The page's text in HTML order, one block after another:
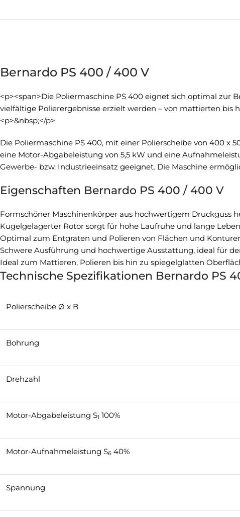
Bernardo PS 400 / 400 V
<p><span>Die Poliermaschine PS 400 eignet sich optimal zur
vielfältige Polierergebnisse erzielt werden – von mattierten bis
<p>&nbsp;</p>
Die Poliermaschine PS 400, mit einer Polierscheibe von 400 x
eine Motor-Abgabeleistung von 5,5 kW und eine
Gewerbe- bzw. Industrieeinsatz geeignet. Die Maschine
Eigenschaften Bernardo PS 400 / 400 V
Formschöner Maschinenkörper aus hochwertigem Druckguss
Kugelgelagerter Rotor sorgt für hohe Laufruhe und lange
Optimal zum Entgraten und Polieren von Flächen und
Schwere Ausführung und hochwertige Ausstattung, ideal für
Ideal zum Mattieren, Polieren bis hin zu spiegelglatten
Technische Spezifikationen Bernardo PS
Polierscheibe Ø x B
Bohrung
Drehzahl
Motor-Abgabeleistung S1 100%
Motor-Aufnahmeleistung S6 40%
Spannung